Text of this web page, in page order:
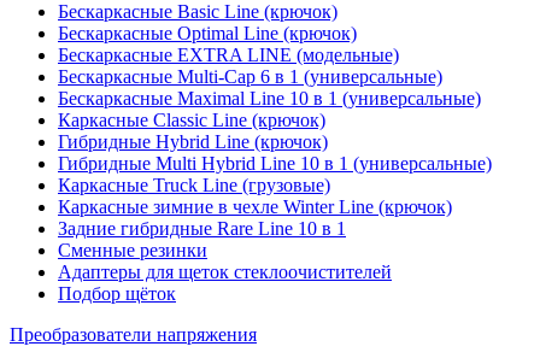
Бескаркасные Basic Line (крючок)
Бескаркасные Optimal Line (крючок)
Бескаркасные EXTRA LINE (модельные)
Бескаркасные Multi-Cap 6 в 1 (универсальные)
Бескаркасные Maximal Line 10 в 1 (универсальные)
Каркасные Classic Line (крючок)
Гибридные Hybrid Line (крючок)
Гибридные Multi Hybrid Line 10 в 1 (универсальные)
Каркасные Truck Line (грузовые)
Каркасные зимние в чехле Winter Line (крючок)
Задние гибридные Rare Line 10 в 1
Сменные резинки
Адаптеры для щеток стеклоочистителей
Подбор щёток
Преобразователи напряжения